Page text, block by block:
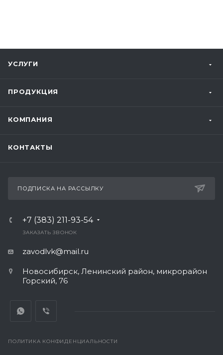
УСЛУГИ
ПРОДУКЦИЯ
КОМПАНИЯ
КОНТАКТЫ
ПОДПИСКА НА РАССЫЛКУ
+7 (383) 211-93-54
ЗАКАЗАТЬ ЗВОНОК
zavodlvk@mail.ru
Новосибирск, Ленинский район, микрорайон
Горский, 76
ПОЛИТИКА КОНФИДЕНЦИАЛЬНОСТИ